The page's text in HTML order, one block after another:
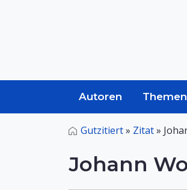
Autoren Themen
Gutzitiert» Zitat»
Johann